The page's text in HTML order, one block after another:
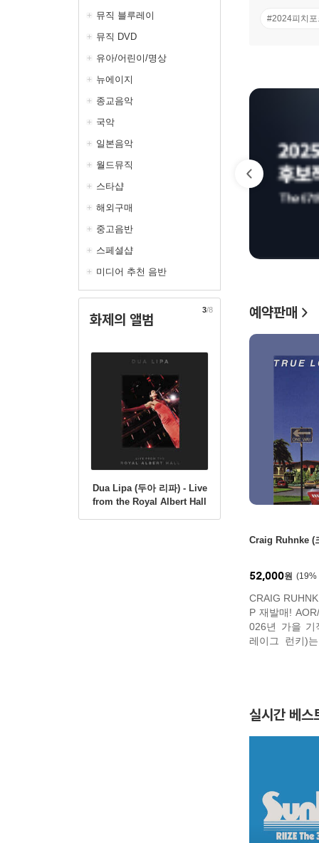
뮤직 블루레이
뮤직 DVD
유아/어린이/명상
뉴에이지
종교음악
국악
일본음악
월드뮤직
스타샵
해외구매
중고음반
스페셜샵
미디어 추천 음반
화제의 앨범
Dua Lipa (두아 리파) - Live
from the Royal Albert Hall
3/8
#2024피치
예약판매
Craig Ruhnke (
19%
52,000원
CRAIG
P 재발매!
026년 가을 기적의 리이
레이그 런키)
실시간 베스